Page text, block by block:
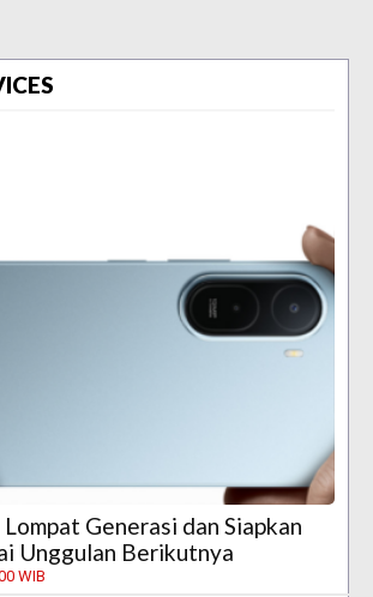
Generasi dan Siapkan
Unggulan Berikutnya
WIB